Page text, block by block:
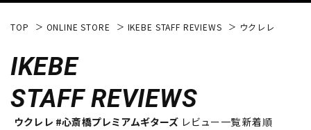
エレキギター
TOP ONLINE STORE IKEBE STAFF REVIEWS ウクレレ
IKEBE
STAFF REVIEWS
ウクレレ #心斎橋プレミアムギターズ レビュー一覧 新着順